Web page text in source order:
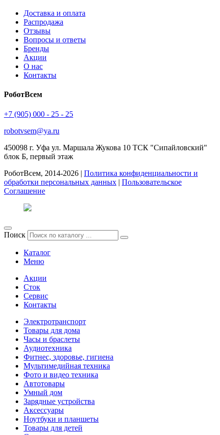
Доставка и оплата
Распродажа
Отзывы
Вопросы и ответы
Бренды
Акции
О нас
Контакты
РоботВсем
+7 (905) 000 - 25 - 25
robotvsem@ya.ru
450098 г. Уфа ул. Маршала Жукова 10 ТСК "Сипайловский"
блок Б, первый этаж
РоботВсем, 2014-2026 | Политика конфиденциальности и
обработки персональных данных | Пользовательское
Соглашение
Поиск
Каталог
Меню
Акции
Сток
Сервис
Контакты
Электротранспорт
Товары для дома
Часы и браслеты
Аудиотехника
Фитнес, здоровье, гигиена
Мультимедийная техника
Фото и видео техника
Автотовары
Умный дом
Зарядные устройства
Аксессуары
Ноутбуки и планшеты
Товары для детей